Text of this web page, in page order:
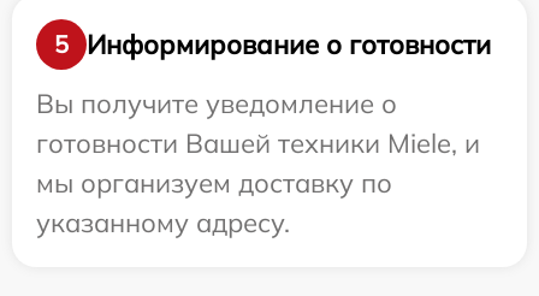
5
Информирование о готовности
Вы получите уведомление о
готовности Вашей техники Miele, и
мы организуем доставку по
указанному адресу.